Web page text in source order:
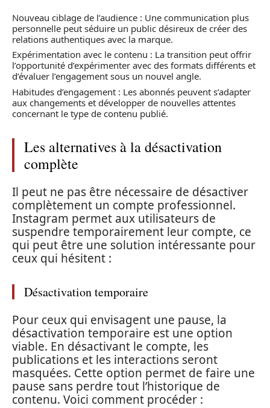
Nouveau ciblage de l’audience : Une communication plus
personnelle peut séduire un public désireux de créer des
relations authentiques avec la marque.
Expérimentation avec le contenu : La transition peut offrir
l’opportunité d’expérimenter avec des formats différents et
d’évaluer l’engagement sous un nouvel angle.
Habitudes d’engagement : Les abonnés peuvent s’adapter
aux changements et développer de nouvelles attentes
concernant le type de contenu publié.
Les alternatives à la désactivation
complète
Il peut ne pas être nécessaire de désactiver
complètement un compte professionnel.
Instagram permet aux utilisateurs de
suspendre temporairement leur compte, ce
qui peut être une solution intéressante pour
ceux qui hésitent :
Désactivation temporaire
Pour ceux qui envisagent une pause, la
désactivation temporaire est une option
viable. En désactivant le compte, les
publications et les interactions seront
masquées. Cette option permet de faire une
pause sans perdre tout l’historique de
contenu. Voici comment procéder :